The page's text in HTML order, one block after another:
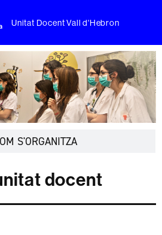
Unitat Docent Vall d'Hebron
S'ORGANITZA
docent